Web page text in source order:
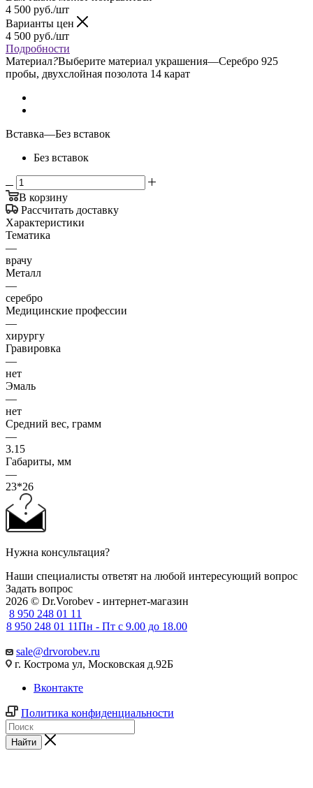
4 500 руб./шт
Варианты цен
4 500 руб./шт
Подробности
Материал?Выберите материал украшения—Серебро 925
пробы, двухслойная позолота 14 карат
Вставка—Без вставок
Без вставок
В корзину
Рассчитать доставку
Характеристики
Тематика
—
врачу
Металл
—
серебро
Медицинские профессии
—
хирургу
Гравировка
—
нет
Эмаль
—
нет
Средний вес, грамм
—
3.15
Габариты, мм
—
23*26
Нужна консультация?
Наши специалисты ответят на любой интересующий вопрос
Задать вопрос
2026 © Dr.Vorobev - интернет-магазин
8 950 248 01 11
8 950 248 01 11Пн - Пт с 9.00 до 18.00
sale@drvorobev.ru
г. Кострома ул, Московская д.92Б
Вконтакте
Политика конфиденциальности
Найти